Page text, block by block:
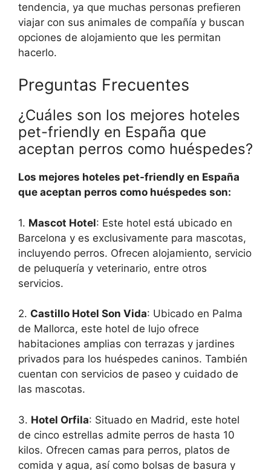
tendencia, ya que muchas personas prefieren
viajar con sus animales de compañía y buscan
opciones de alojamiento que les permitan
hacerlo.
Preguntas Frecuentes
¿Cuáles son los mejores hoteles
pet-friendly en España que
aceptan perros como huéspedes?
Los mejores hoteles pet-friendly en España
que aceptan perros como huéspedes son:
1. Mascot Hotel: Este hotel está ubicado en
Barcelona y es exclusivamente para mascotas,
incluyendo perros. Ofrecen alojamiento, servicio
de peluquería y veterinario, entre otros
servicios.
2. Castillo Hotel Son Vida: Ubicado en Palma
de Mallorca, este hotel de lujo ofrece
habitaciones amplias con terrazas y jardines
privados para los huéspedes caninos. También
cuentan con servicios de paseo y cuidado de
las mascotas.
3. Hotel Orfila: Situado en Madrid, este hotel
de cinco estrellas admite perros de hasta 10
kilos. Ofrecen camas para perros, platos de
comida y agua, así como bolsas de basura y